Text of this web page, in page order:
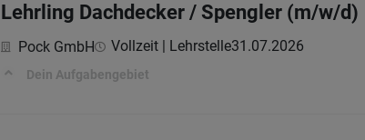
Lehrling Dachdecker / Spengler (m/w/d)
Pock GmbH Vollzeit | Lehrstelle31.07.2026
Dein Aufgabengebiet